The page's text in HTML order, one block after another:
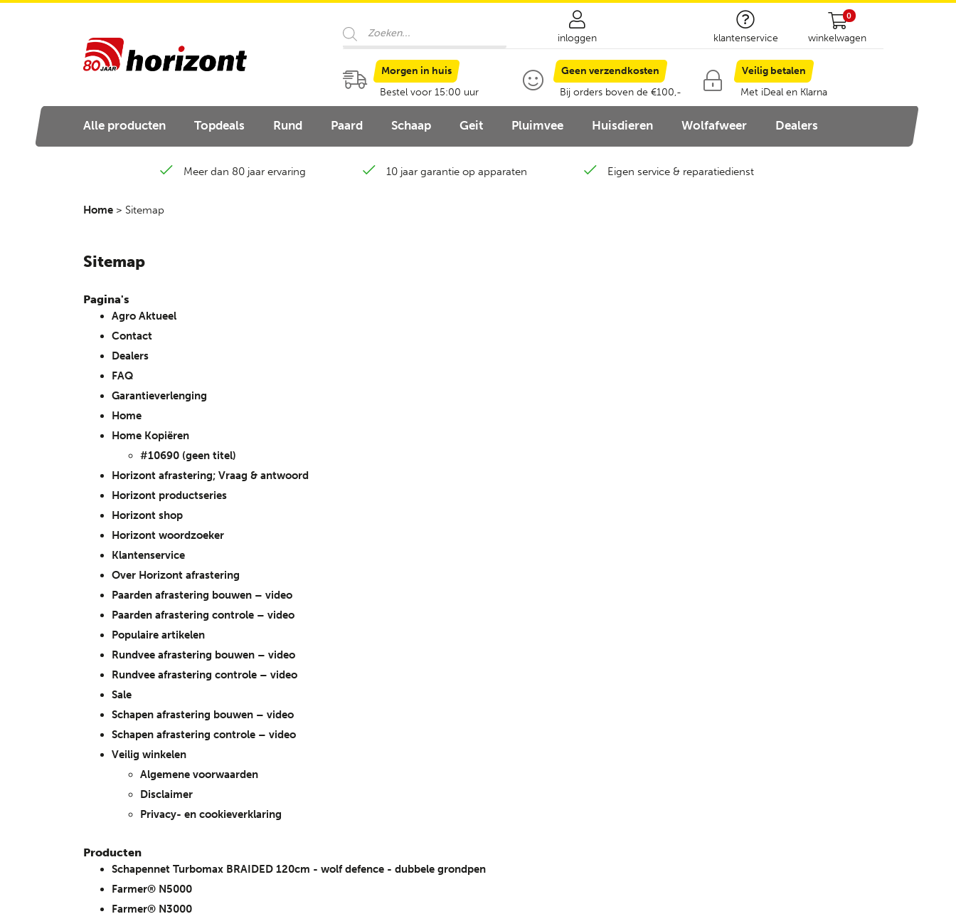
Producten
zoeken
inloggen klantenservice
0
winkelwagen
Morgen in huis
Bestel voor 15:00 uur
Geen verzendkosten
Bij orders boven de €100,-
Veilig betalen
Met iDeal en Klarna
Alle producten Topdeals Rund Paard Schaap Geit Pluimvee Huisdieren Wolfafweer Dealers
Meer dan 80 jaar ervaring 10 jaar garantie op apparaten Eigen service & reparatiedienst
Home > Sitemap
Sitemap
Pagina's
Agro Aktueel
Contact
Dealers
FAQ
Garantieverlenging
Home
Home Kopiëren
#10690 (geen titel)
Horizont afrastering; Vraag & antwoord
Horizont productseries
Horizont shop
Horizont woordzoeker
Klantenservice
Over Horizont afrastering
Paarden afrastering bouwen – video
Paarden afrastering controle – video
Populaire artikelen
Rundvee afrastering bouwen – video
Rundvee afrastering controle – video
Sale
Schapen afrastering bouwen – video
Schapen afrastering controle – video
Veilig winkelen
Algemene voorwaarden
Disclaimer
Privacy- en cookieverklaring
Producten
Schapennet Turbomax BRAIDED 120cm - wolf defence - dubbele grondpen
Farmer® N5000
Farmer® N3000